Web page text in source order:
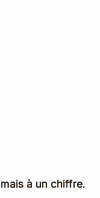
à un chiffre.